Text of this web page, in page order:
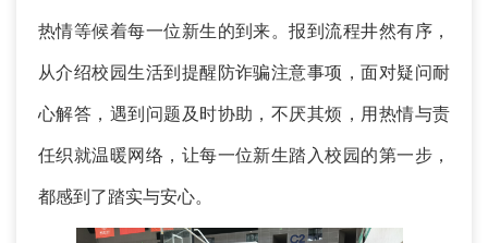
热情等候着每一位新生的到来。报到流程井然有序，
从介绍校园生活到提醒防诈骗注意事项，面对疑问耐
心解答，遇到问题及时协助，不厌其烦，用热情与责
任织就温暖网络，让每一位新生踏入校园的第一步，
都感到了踏实与安心。